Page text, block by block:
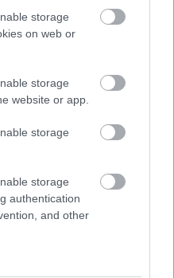
storage
on web or
storage
website or app.
storage
storage
authentication
and other
a viszonyainkat,
civilizációk
a világunk egyik
terhes
utána bármit
keresztbe a
a gazdasági és
közé, esetleg
ismernek
a